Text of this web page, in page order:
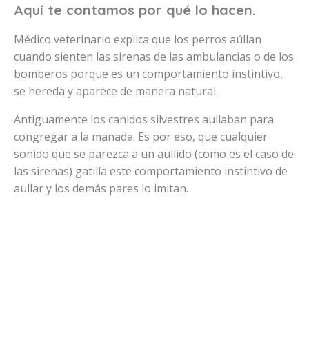
Aquí te contamos por qué lo hacen.
Médico veterinario explica que los perros aúllan
cuando sienten las sirenas de las ambulancias o de los
bomberos porque es un comportamiento instintivo,
se hereda y aparece de manera natural.
Antiguamente los canidos silvestres aullaban para
congregar a la manada. Es por eso, que cualquier
sonido que se parezca a un aullido (como es el caso de
las sirenas) gatilla este comportamiento instintivo de
aullar y los demás pares lo imitan.